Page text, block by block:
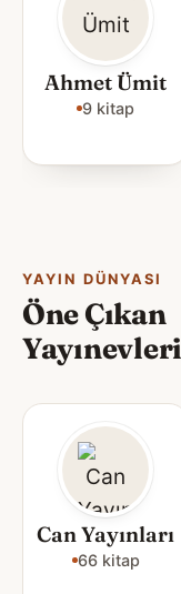
Ahmet Ümit
9 kitap
YAYIN DÜNYASI
Öne Çıkan
Yayınevleri
Can Yayınları
66 kitap